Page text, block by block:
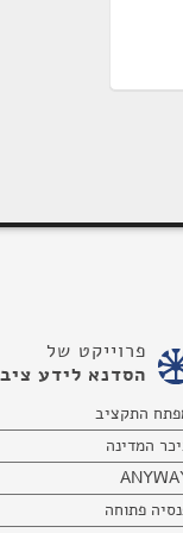
פרוייקט של
הסדנא לידע
התקציב
המדינה
פתוחה